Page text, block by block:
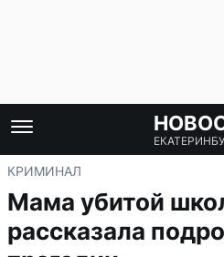
КРИМИНАЛ
Мама убитой
рассказала